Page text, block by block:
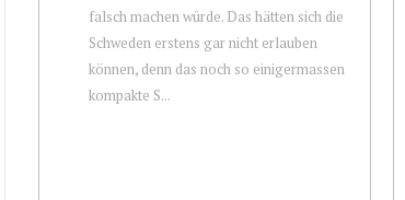
falsch machen würde. Das hätten sich die
Schweden erstens gar nicht erlauben
können, denn das noch so einigermassen
kompakte S...